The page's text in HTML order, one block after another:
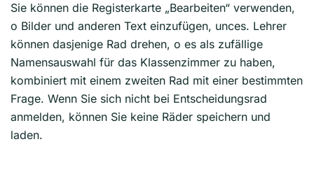
Sie können die Registerkarte „Bearbeiten“ verwenden,
o Bilder und anderen Text einzufügen, unces. Lehrer
können dasjenige Rad drehen, o es als zufällige
Namensauswahl für das Klassenzimmer zu haben,
kombiniert mit einem zweiten Rad mit einer bestimmten
Frage. Wenn Sie sich nicht bei Entscheidungsrad
anmelden, können Sie keine Räder speichern und
laden.